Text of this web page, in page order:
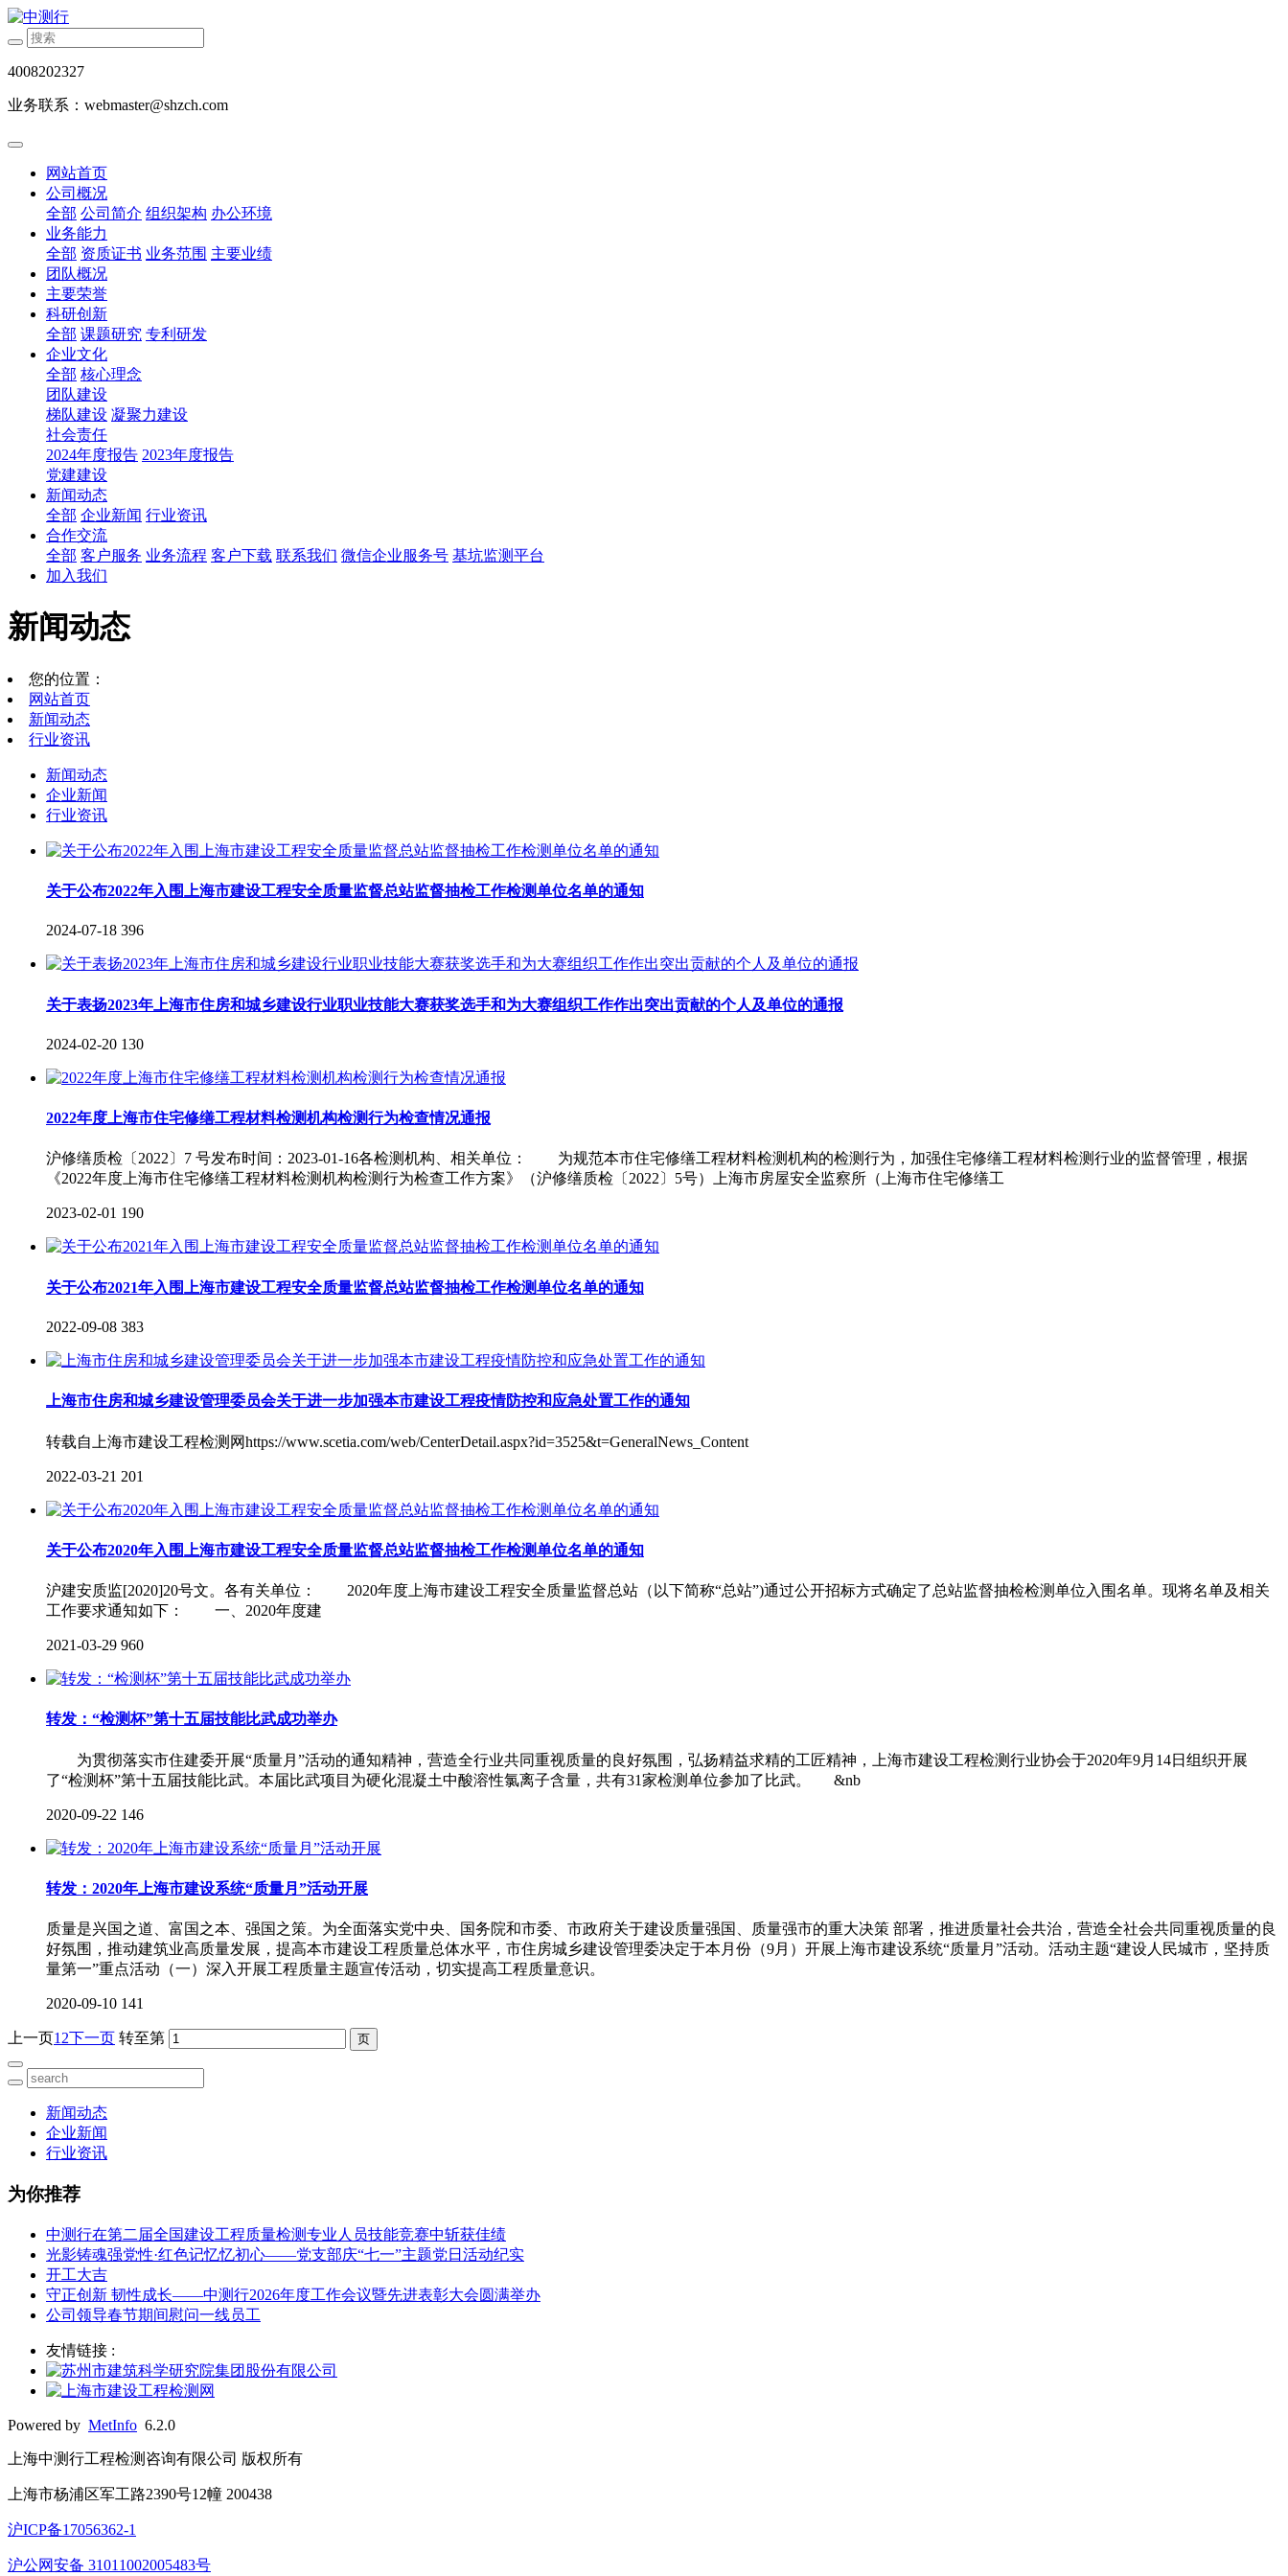
4008202327
业务联系：webmaster@shzch.com
网站首页
公司概况
全部 公司简介 组织架构 办公环境
业务能力
全部 资质证书 业务范围 主要业绩
团队概况
主要荣誉
科研创新
全部 课题研究 专利研发
企业文化
全部 核心理念
团队建设
梯队建设 凝聚力建设
社会责任
2024年度报告 2023年度报告
党建建设
新闻动态
全部 企业新闻 行业资讯
合作交流
全部 客户服务 业务流程 客户下载 联系我们 微信企业服务号 基坑监测平台
加入我们
新闻动态
您的位置：
网站首页
新闻动态
行业资讯
新闻动态
企业新闻
行业资讯
关于公布2022年入围上海市建设工程安全质量监督总站监督抽检工作检测单位名单的通知
2024-07-18 396
关于表扬2023年上海市住房和城乡建设行业职业技能大赛获奖选手和为大赛组织工作作出突出贡献的个人及单位的通报
2024-02-20 130
2022年度上海市住宅修缮工程材料检测机构检测行为检查情况通报
沪修缮质检〔2022〕7 号发布时间：2023-01-16各检测机构、相关单位： 为规范本市住宅修缮工程材料检测机构的检测行为，加强住宅修缮工程材料检测行业的监督管理，根据
《2022年度上海市住宅修缮工程材料检测机构检测行为检查工作方案》（沪修缮质检〔2022〕5号）上海市房屋安全监察所（上海市住宅修缮工
2023-02-01 190
关于公布2021年入围上海市建设工程安全质量监督总站监督抽检工作检测单位名单的通知
2022-09-08 383
上海市住房和城乡建设管理委员会关于进一步加强本市建设工程疫情防控和应急处置工作的通知
转载自上海市建设工程检测网https://www.scetia.com/web/CenterDetail.aspx?id=3525&t=GeneralNews_Content
2022-03-21 201
关于公布2020年入围上海市建设工程安全质量监督总站监督抽检工作检测单位名单的通知
沪建安质监[2020]20号文。各有关单位： 2020年度上海市建设工程安全质量监督总站（以下简称“总站”)通过公开招标方式确定了总站监督抽检检测单位入围名单。现将名单及相关
工作要求通知如下： 一、2020年度建
2021-03-29 960
转发：“检测杯”第十五届技能比武成功举办
为贯彻落实市住建委开展“质量月”活动的通知精神，营造全行业共同重视质量的良好氛围，弘扬精益求精的工匠精神，上海市建设工程检测行业协会于2020年9月14日组织开展
了“检测杯”第十五届技能比武。本届比武项目为硬化混凝土中酸溶性氯离子含量，共有31家检测单位参加了比武。 &nb
2020-09-22 146
转发：2020年上海市建设系统“质量月”活动开展
质量是兴国之道、富国之本、强国之策。为全面落实党中央、国务院和市委、市政府关于建设质量强国、质量强市的重大决策 部署，推进质量社会共治，营造全社会共同重视质量的良
好氛围，推动建筑业高质量发展，提高本市建设工程质量总体水平，市住房城乡建设管理委决定于本月份（9月）开展上海市建设系统“质量月”活动。活动主题“建设人民城市，坚持质
量第一”重点活动（一）深入开展工程质量主题宣传活动，切实提高工程质量意识。
2020-09-10 141
上一页1 2下一页 转至第
新闻动态
企业新闻
行业资讯
为你推荐
中测行在第二届全国建设工程质量检测专业人员技能竞赛中斩获佳绩
光影铸魂强党性·红色记忆忆初心——党支部庆“七一”主题党日活动纪实
开工大吉
守正创新 韧性成长——中测行2026年度工作会议暨先进表彰大会圆满举办
公司领导春节期间慰问一线员工
友情链接 :
Powered by MetInfo 6.2.0
上海中测行工程检测咨询有限公司 版权所有
上海市杨浦区军工路2390号12幢 200438
沪ICP备17056362-1
沪公网安备 31011002005483号